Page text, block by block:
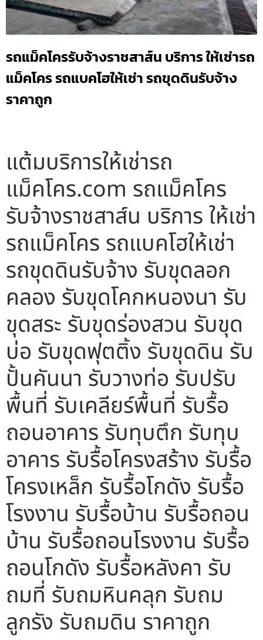
รถแม็คโครรับจ้างราชสาส์น บริการ ให้เช่ารถ
แม็คโคร รถแบคโฮให้เช่า รถขุดดินรับจ้าง
ราคาถูก
แต้มบริการให้เช่ารถ
แม็คโคร.com รถแม็คโคร
รับจ้างราชสาส์น บริการ ให้เช่า
รถแม็คโคร รถแบคโฮให้เช่า
รถขุดดินรับจ้าง รับขุดลอก
คลอง รับขุดโคกหนองนา รับ
ขุดสระ รับขุดร่องสวน รับขุด
บ่อ รับขุดฟุตติ้ง รับขุดดิน รับ
ปั้นคันนา รับวางท่อ รับปรับ
พื้นที่ รับเคลียร์พื้นที่ รับรื้อ
ถอนอาคาร รับทุบตึก รับทุบ
อาคาร รับรื้อโครงสร้าง รับรื้อ
โครงเหล็ก รับรื้อโกดัง รับรื้อ
โรงงาน รับรื้อบ้าน รับรื้อถอน
บ้าน รับรื้อถอนโรงงาน รับรื้อ
ถอนโกดัง รับรื้อหลังคา รับ
ถมที่ รับถมหินคลุก รับถม
ลูกรัง รับถมดิน ราคาถูก